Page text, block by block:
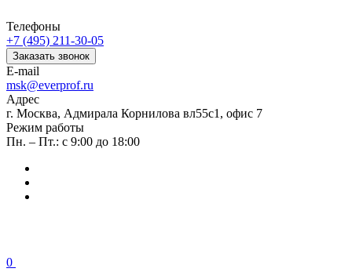
Телефоны
+7 (495) 211-30-05
Заказать звонок
E-mail
msk@everprof.ru
Адрес
г. Москва, Адмирала Корнилова вл55с1, офис 7
Режим работы
Пн. – Пт.: с 9:00 до 18:00
0